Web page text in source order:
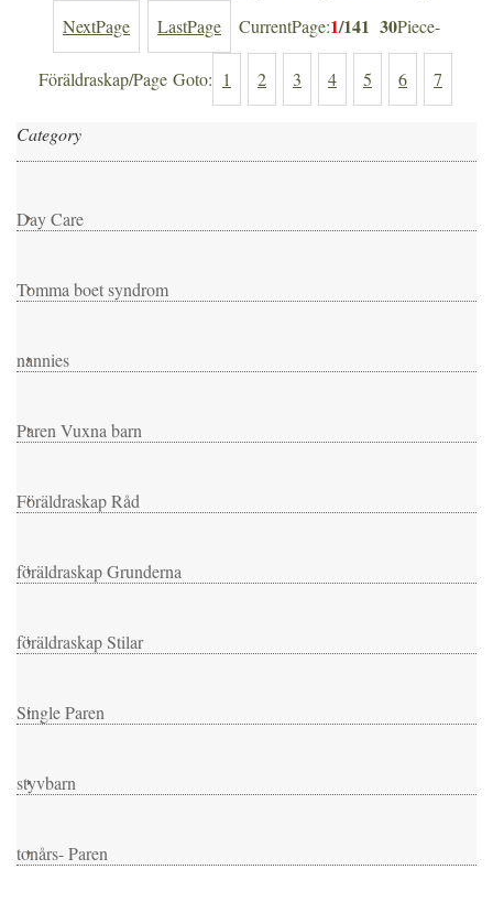
NextPage
LastPage CurrentPage:1/141 30Piece-
Föräldraskap/Page Goto: 1 2 3 4 5 6 7
Category
Day Care
Tomma boet syndrom
nannies
Paren Vuxna barn
Föräldraskap Råd
föräldraskap Grunderna
föräldraskap Stilar
Single Paren
styvbarn
tonårs- Paren